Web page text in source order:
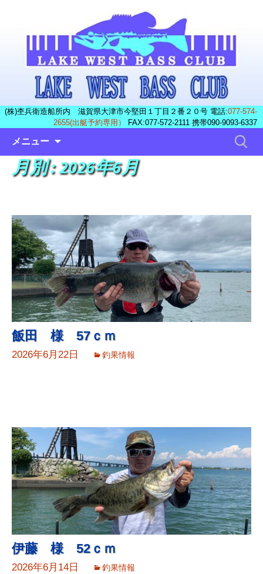
(株)杢兵衛造船所内 滋賀県大津市今堅田１丁目２番２０号 電話:077-574-
2655(出艇予約専用）
FAX:077-572-2111 携帯090-9093-6337
メニュー
テ
ン
キ
ッ
プ
検
索:
月別 : 2026年6月
飯田 様 57ｃｍ
2026年6月22日 釣果情報
伊藤 様 52ｃｍ
2026年6月14日 釣果情報